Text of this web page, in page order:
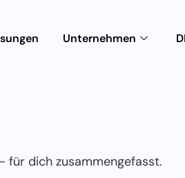
Unternehmen
für dich zusammengefasst.